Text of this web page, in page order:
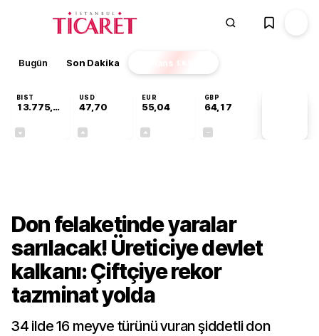
Bugün Son Dakika Finans EKSTRA
BIST
13.775,48
USD
47,70
EUR
55,04
GBP
64,17
Don felaketinde yaralar
sarılacak! Üreticiye devlet
kalkanı: Çiftçiye rekor
tazminat yolda
34 ilde 16 meyve türünü vuran şiddetli don